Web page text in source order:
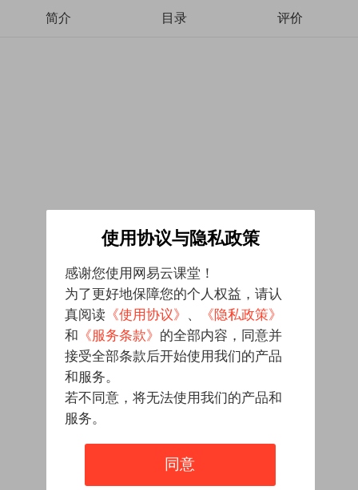
简介 目录 评价
使用协议与隐私政策
感谢您使用网易云课堂！
为了更好地保障您的个人权益，请认
真阅读 《使用协议》 、
《隐私政策》
和 《服务条款》 的全部内容，同意并
接受全部条款后开始使用我们的产品
和服务。
若不同意，将无法使用我们的产品和
服务。
同意